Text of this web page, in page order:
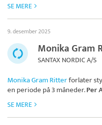
SE MERE
9. desember 2025
Monika
SANTAX NORDIC A/S
Monika Gram Ritterforlater
en periode på 3 måneder.Per
SE MERE